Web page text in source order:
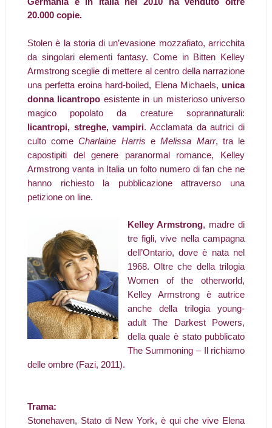
20.000 copie.
Stolen è la storia di un’evasione mozzafiato, arricchita
da singolari elementi fantasy. Come in Bitten Kelley
Armstrong sceglie di mettere al centro della narrazione
una perfetta eroina hard-boiled, Elena Michaels, unica
donna licantropo esistente in un misterioso universo
magico popolato da creature soprannaturali:
licantropi, streghe, vampiri. Acclamata da autrici di
culto comeCharlaine Harris eMelissa Marr, tra le
capostipiti del genere paranormal romance, Kelley
Armstrong vanta in Italia un folto numero di fan che ne
hanno richiesto la pubblicazione attraverso una
petizione on line.
Kelley Armstrong, madre di
tre figli, vive nella campagna
dell’Ontario, dove è nata nel
1968. Oltre che della trilogia
Women of the otherworld,
Kelley Armstrong è autrice
anche della trilogia young-
adult The Darkest Powers,
della quale è stato pubblicato
The Summoning – Il richiamo
delle ombre (Fazi, 2011).
Trama:
Stonehaven, Stato di New York, è qui che vive Elena